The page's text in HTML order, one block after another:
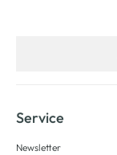
Service
Newsletter